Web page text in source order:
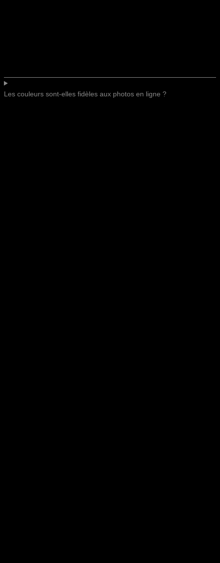
Les couleurs sont-elles fidèles aux photos en ligne ?